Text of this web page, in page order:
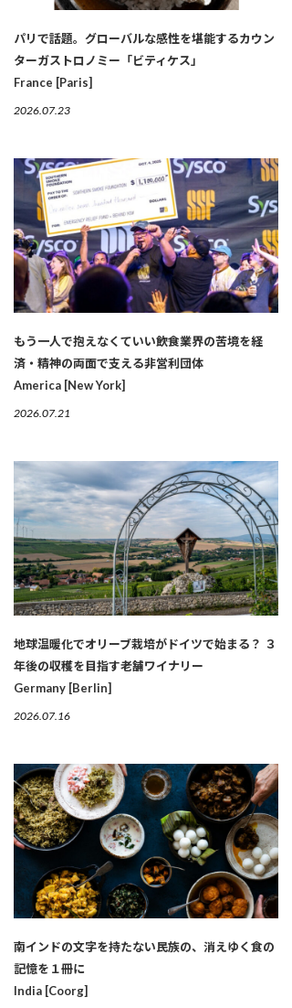
パリで話題。グローバルな感性を堪能するカウン
ターガストロノミー「ビティケス」
France [Paris]
2026.07.23
もう一人で抱えなくていい――飲食業界の苦境を経
済・精神の両面で支える非営利団体
America [New York]
2026.07.21
地球温暖化でオリーブ栽培がドイツで始まる？ ３
年後の収穫を目指す老舗ワイナリー
Germany [Berlin]
2026.07.16
南インドの文字を持たない民族の、消えゆく食の
記憶を１冊に
India [Coorg]